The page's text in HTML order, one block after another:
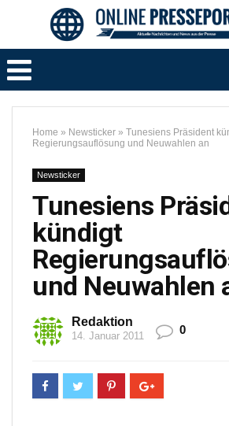
Home » Newsticker » Tunesiens Präsident
Regierungsauflösung und Neuwahlen an
Newsticker
Tunesiens
kündigt
und Neuwahlen
Redaktion
14. Januar 2011 0